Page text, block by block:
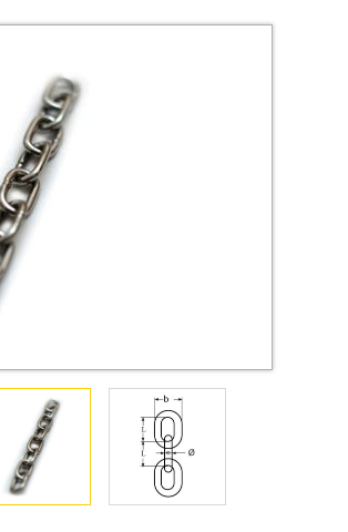
Заклепки)
с метрической резьбой
с шурупной резьбой
аксессуары для яхт